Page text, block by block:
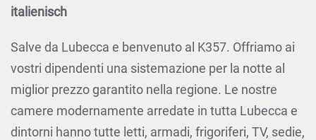
italienisch
Salve da Lubecca e benvenuto al K357. Offriamo ai
vostri dipendenti una sistemazione per la notte al
miglior prezzo garantito nella regione. Le nostre
camere modernamente arredate in tutta Lubecca e
dintorni hanno tutte letti, armadi, frigoriferi, TV, sedie,